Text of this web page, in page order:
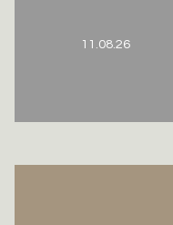
11.08.26